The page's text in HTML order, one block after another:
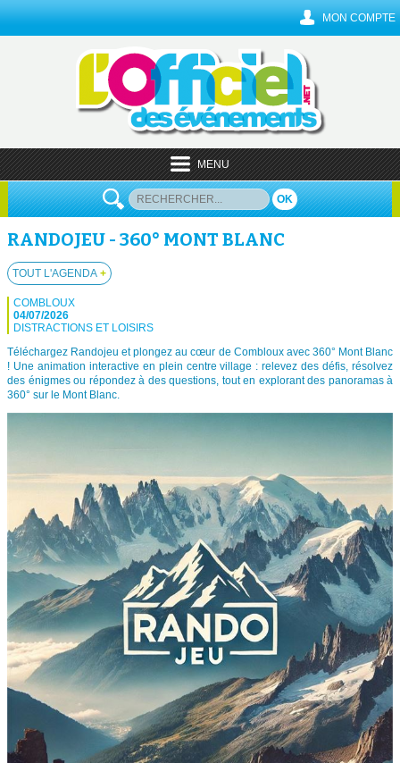
MON COMPTE
MENU
OK
RANDOJEU - 360° MONT BLANC
TOUT L'AGENDA +
COMBLOUX
04/07/2026
DISTRACTIONS ET LOISIRS
Téléchargez Randojeu et plongez au cœur de Combloux avec 360° Mont Blanc
! Une animation interactive en plein centre village : relevez des défis, résolvez
des énigmes ou répondez à des questions, tout en explorant des panoramas à
360° sur le Mont Blanc.